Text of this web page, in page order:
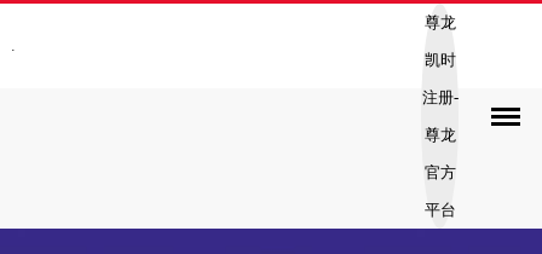
.
尊龙
凯时
注册-
尊龙
官方
平台